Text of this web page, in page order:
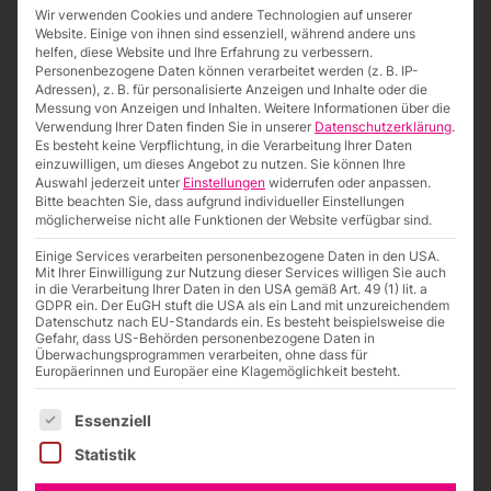
Guter Start in 2025 mit der WETEC
Wir hoffen, Sie sind genauso gut ins Neue Jahr
gestartet wie wir und…weiterlesen
Wir verwenden Cookies und andere Technologien auf unserer
Website. Einige von ihnen sind essenziell, während andere uns
helfen, diese Website und Ihre Erfahrung zu verbessern.
Personenbezogene Daten können verarbeitet werden (z. B. IP-
Adressen), z. B. für personalisierte Anzeigen und Inhalte oder die
Messung von Anzeigen und Inhalten. Weitere Informationen über die
Verwendung Ihrer Daten finden Sie in unserer Datenschutzerklärung.
Es besteht keine Verpflichtung, in die Verarbeitung Ihrer Daten
einzuwilligen, um dieses Angebot zu nutzen. Sie können Ihre
Auswahl jederzeit unter Einstellungen widerrufen oder anpassen.
Bitte beachten Sie, dass aufgrund individueller Einstellungen
möglicherweise nicht alle Funktionen der Website verfügbar sind.
Einige Services verarbeiten personenbezogene Daten in den USA.
Mit Ihrer Einwilligung zur Nutzung dieser Services willigen Sie auch
in die Verarbeitung Ihrer Daten in den USA gemäß Art. 49 (1) lit. a
GDPR ein. Der EuGH stuft die USA als ein Land mit unzureichendem
Datenschutz nach EU-Standards ein. Es besteht beispielsweise die
Gefahr, dass US-Behörden personenbezogene Daten in
Überwachungsprogrammen verarbeiten, ohne dass für
Europäerinnen und Europäer eine Klagemöglichkeit besteht.
Es folgt eine Liste der Service-Gruppen, für die eine
Essenziell
Statistik